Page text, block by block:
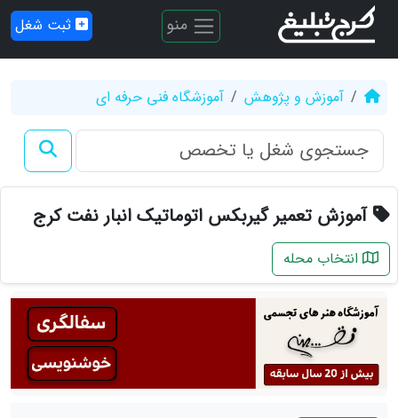
منو ثبت شغل
آموزش و پژوهش آموزشگاه فنی حرفه ای
آموزش تعمیر گیربکس اتوماتیک انبار نفت کرج
انتخاب محله